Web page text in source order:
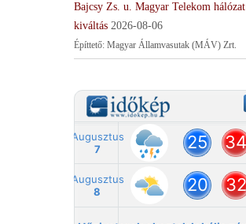
Bajcsy Zs. u. Magyar Telekom hálózat
kiváltás 2026-08-06
Építtető: Magyar Államvasutak (MÁV) Zrt.